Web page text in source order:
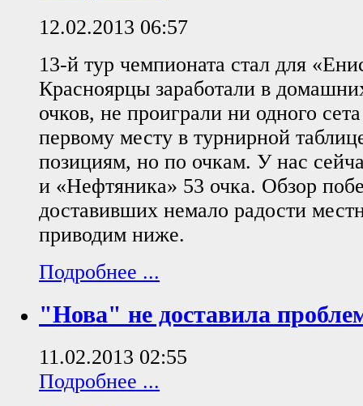
12.02.2013 06:57
13-й тур чемпионата стал для
Красноярцы заработали в
очков, не проиграли ни одного
первому месту в турнирной
позициям, но по очкам. У нас
и «Нефтяника» 53 очка. Обзор
доставивших немало радости
приводим ниже.
Подробнее ...
"Нова" не доставила
11.02.2013 02:55
Подробнее ...